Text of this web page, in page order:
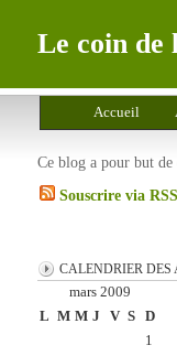
Le coin de
Accueil
Ce blog a pour but de
Souscrire via RSS
CALENDRIER DES
mars 2009
L M M J V S D
1